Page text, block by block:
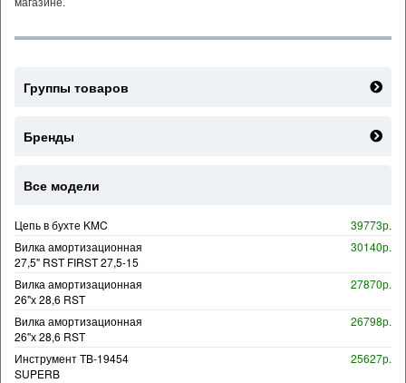
Группы товаров
Бренды
Все модели
Цепь в бухте KMC
39773р.
Вилка амортизационная
27,5" RST FIRST 27,5-15
30140р.
Вилка амортизационная
26"х 28,6 RST
27870р.
Вилка амортизационная
26"х 28,6 RST
26798р.
Инструмент TB-19454
SUPERB
25627р.